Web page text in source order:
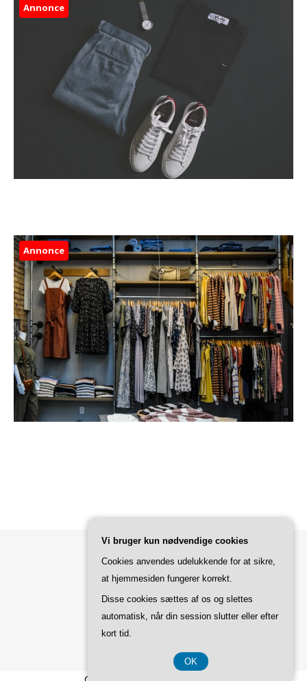
Annonce
Annonce
Bard Tema afWP Royal .
TILBAGE TIL TOPPEN
Vi bruger kun nødvendige cookies
Cookies anvendes udelukkende for at sikre,
at hjemmesiden fungerer korrekt.
Disse cookies sættes af os og slettes
automatisk, når din session slutter eller efter
kort tid.
OK